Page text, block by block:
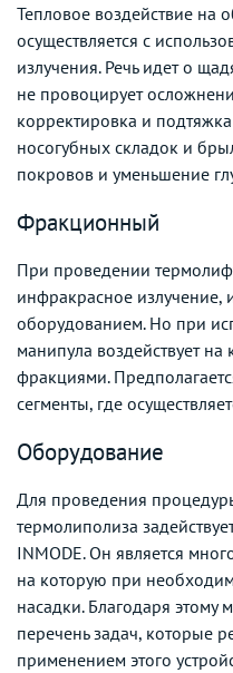
Тепловое воздействие на
осуществляется с
излучения. Речь идет о
не провоцирует
корректировка и
носогубных складок и
покровов и уменьшение
Фракционный
При проведении
инфракрасное излучение,
оборудованием. Но при
манипула воздействует
фракциями.
сегменты, где
Оборудование
Для проведения
термолиполиза
INMODE. Он является
на которую при
насадки. Благодаря этому
перечень задач, которые
применением этого